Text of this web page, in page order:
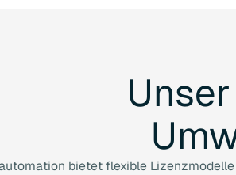
Unser
bietet flexible